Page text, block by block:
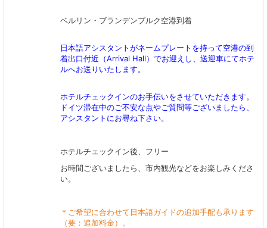
ベルリン・ブランデンブルク空港到着
日本語アシスタントがネームプレートを持って空港の到
着出口付近（Arrival Hall）でお迎えし、送迎車にてホテ
ルへお送りいたします。
ホテルチェックインのお手伝いをさせていただきます。
ドイツ滞在中のご不安な点やご質問等ございましたら、
アシスタントにお尋ね下さい。
ホテルチェックイン後、フリー
お時間ございましたら、市内観光などをお楽しみくださ
い。
＊ご希望に合わせて日本語ガイドの追加手配も承ります
（要：追加料金）。